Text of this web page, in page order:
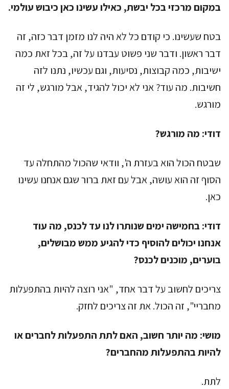
במקום מרכזי בכל יבשת, כאילו עשינו כאן כיבוש עולמי.
בטח שעשינו. כי קודם כל לא היה לנו מזמן דבר כזה, זה
דבר ראשון. ודבר שני פשוט עבדנו על זה, בכל זאת כמה
ישיבות, כמה קבוצות, נסיעות, וגם עכשיו, נתנו לזה
חשיבות. מה עוד? אני לא יכול להגיד, אבל מורגש, לי זה
מורגש.
דודי: מה מורגש?
שבטח הכול הוא בעזרת ה', וודאי שהכול מהתחלה עד
הסוף זה הוא עושה, אבל עם זאת ברור שגם אנחנו עשינו
כאן.
דודי: בחמישה ימים שנותרו לנו עד לכנס, מה עוד
אנחנו יכולים להוסיף כדי להגיע ממש מבושלים,
בוערים, מוכנים לכנס?
צריכים לחשוב על דבר אחד, "אני רוצה להיות בהתפעלות
מחבריי", זה הכול. את זה צריכים לחזק.
מושי: מה יותר חשוב, האם לתת התפעלות לחברים או
להיות בהתפעלות מהחברים?
לתת.